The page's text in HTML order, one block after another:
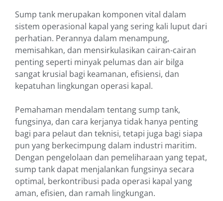
Sump tank merupakan komponen vital dalam
sistem operasional kapal yang sering kali luput dari
perhatian. Perannya dalam menampung,
memisahkan, dan mensirkulasikan cairan-cairan
penting seperti minyak pelumas dan air bilga
sangat krusial bagi keamanan, efisiensi, dan
kepatuhan lingkungan operasi kapal.
Pemahaman mendalam tentang sump tank,
fungsinya, dan cara kerjanya tidak hanya penting
bagi para pelaut dan teknisi, tetapi juga bagi siapa
pun yang berkecimpung dalam industri maritim.
Dengan pengelolaan dan pemeliharaan yang tepat,
sump tank dapat menjalankan fungsinya secara
optimal, berkontribusi pada operasi kapal yang
aman, efisien, dan ramah lingkungan.